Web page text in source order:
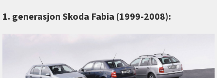
1. generasjon Skoda Fabia (1999-2008):